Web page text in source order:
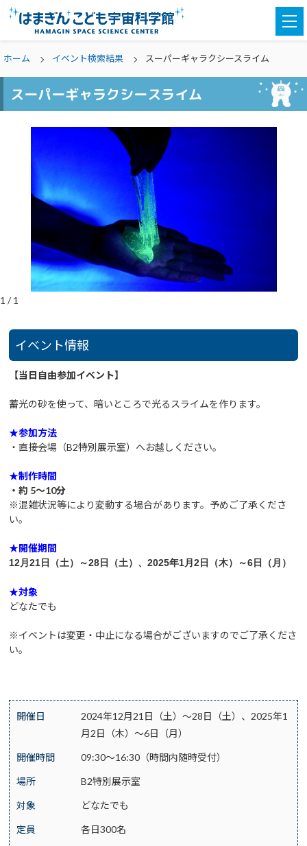
ホーム イベント検索結果 スーパーギャラクシースライム
スーパーギャラクシースライム
1 /1
イベント情報
【当日自由参加イベント】
蓄光の砂を使って、暗いところで光るスライムを作ります。
★参加方法
・直接会場（B2特別展示室）へお越しください。
★制作時間
・約 5～10分
※混雑状況等により変動する場合があります。予めご了承くださ
い。
★開催期間
12月21日（土）～28日（土）、2025年1月2日（木）～6日（月）
★対象
どなたでも
※イベントは変更・中止になる場合がございますのでご了承くださ
い。
開催日
2024年12月21日（土）～28日（土）、2025年1
月2日（木）～6日（月）
開催時間 09:30～16:30（時間内随時受付）
場所 B2特別展示室
対象 どなたでも
定員 各日300名